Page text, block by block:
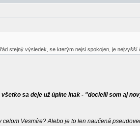
stejný výsledek, se kterým nejsi spokojen, je nejvyšší
sa deje už úplne inak - "docielil som aj
Vesmíre? Alebo je to len naučená